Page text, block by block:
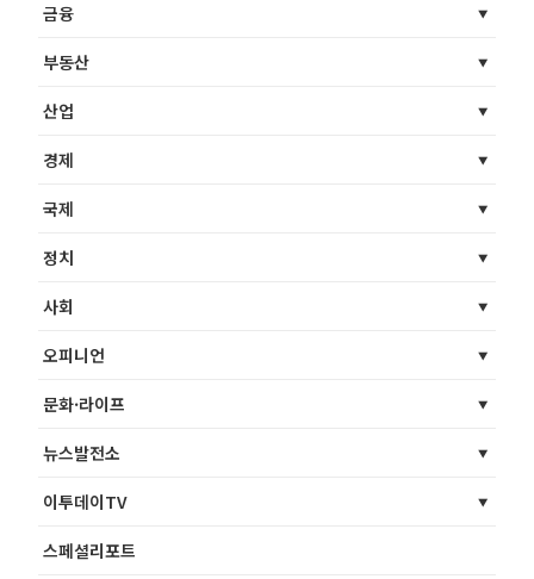
금융
부동산
산업
경제
국제
정치
사회
오피니언
문화·라이프
뉴스발전소
이투데이TV
스페셜리포트